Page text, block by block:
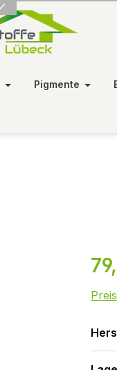
Pigmente